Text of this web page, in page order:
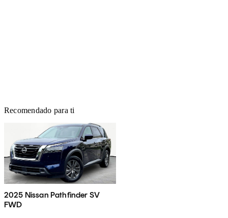
Recomendado para ti
2025 Nissan Pathfinder SV
FWD